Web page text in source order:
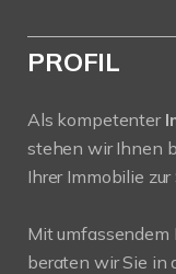
PROFIL
Als kompetenter
stehen wir Ihnen
Ihrer Immobilie zur
Mit umfassendem
beraten wir Sie in